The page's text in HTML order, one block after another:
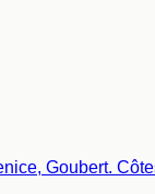
Goubert.